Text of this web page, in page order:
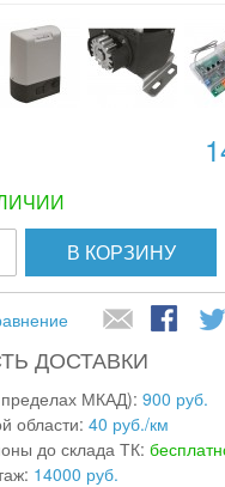
В КОРЗИНУ
ДОСТАВКИ
МКАД): 900 руб.
области: 40 руб./км
до склада ТК:
14000 руб.